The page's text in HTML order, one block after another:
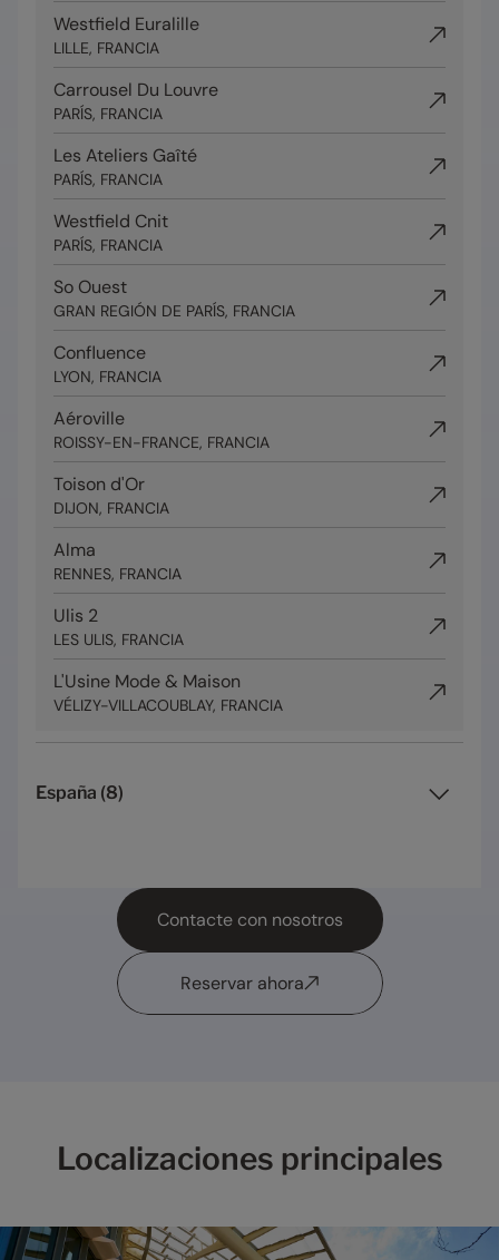
Westfield Euralille
LILLE, FRANCIA
Carrousel Du Louvre
PARÍS, FRANCIA
Les Ateliers Gaîté
PARÍS, FRANCIA
Westfield Cnit
PARÍS, FRANCIA
So Ouest
GRAN REGIÓN DE PARÍS, FRANCIA
Confluence
LYON, FRANCIA
Aéroville
ROISSY-EN-FRANCE, FRANCIA
Toison d'Or
DIJON, FRANCIA
Alma
RENNES, FRANCIA
Ulis 2
LES ULIS, FRANCIA
L'Usine Mode & Maison
VÉLIZY-VILLACOUBLAY, FRANCIA
España (8)
Contacte con nosotros
Reservar ahora
Localizaciones principales